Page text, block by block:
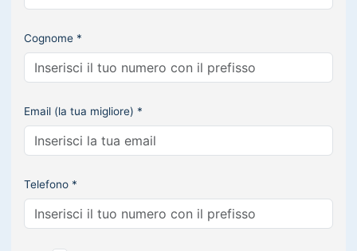
Cognome *
Email (la tua migliore) *
Telefono *